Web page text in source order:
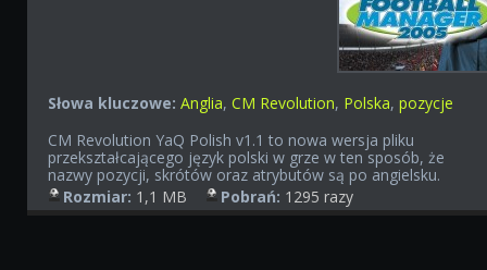
Słowa kluczowe: Anglia,CM Revolution, Polska,pozycje
CM Revolution YaQ Polish v1.1 to nowa wersja pliku
przekształcającego język polski w grze w ten sposób, że
nazwy pozycji, skrótów oraz atrybutów są po angielsku.
Rozmiar: 1,1 MB Pobrań: 1295 razy